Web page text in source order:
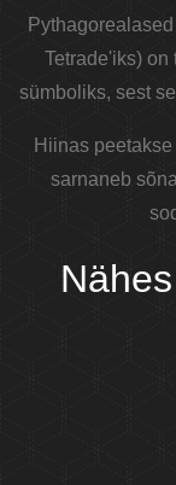
Tetrade'iks)
sümboliks, sest
Hiinas
sarnaneb